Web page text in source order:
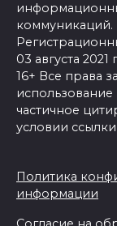
коммуникаций.
03 августа 2021
16+ Все права
частичное
условии
Политика
информации